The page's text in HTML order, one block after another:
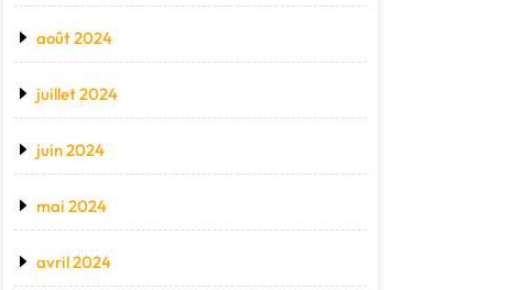
août 2024
juillet 2024
juin 2024
mai 2024
avril 2024